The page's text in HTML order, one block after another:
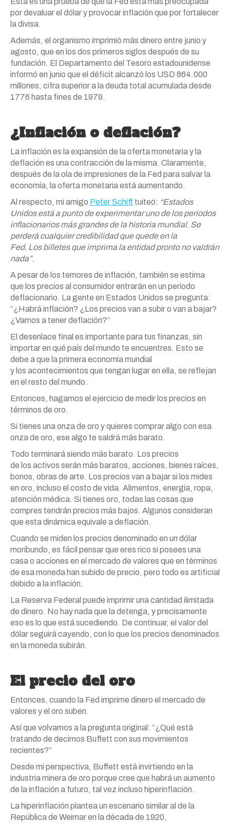
por devaluar el dólar y provocar inflación que por fortalecer
la divisa.
Además, el organismo imprimió más dinero entre junio y
agosto, que en los dos primeros siglos después de su
fundación. El Departamento del Tesoro estadounidense
informó en junio que el déficit alcanzó los USD 864.000
millones, cifra superior a la deuda total acumulada desde
1776 hasta fines de 1979.
¿Inflación o deflación?
La inflación es la expansión de la oferta monetaria y la
deflación es una contracción de la misma. Claramente,
después de la ola de impresiones de la Fed para salvar la
economía, la oferta monetaria está aumentando.
Al respecto, mi amigo Peter Schiff tuiteó: “Estados
Unidos está a punto de experimentar uno delosperíodos
inflacionariosmásgrandes de la historia mundial. Se
perderá cualquier credibilidad que quede en la
Fed. Losbilletes que imprima la entidad pronto no valdrán
nada”.
A pesar de los temores de inflación, también se estima
que los precios al consumidor entrarán en un período
deflacionario. La gente en Estados Unidos se pregunta:
“¿Habrá inflación? ¿ Los precios van a subir o van a bajar?
¿Vamos a tener deflación?”
El desenlace final es importante para tus finanzas, sin
importar en qué país del mundo te encuentres. Esto se
debe a que la primera economía mundial
y los acontecimientos que tengan lugar en ella, se reflejan
en el resto del mundo.
Entonces, hagamos el ejercicio de medir los precios en
términos de oro.
Si tienes una onza de oro y quieres comprar algo con esa
onza de oro, ese algo te saldrámás barato.
Todo terminará siendo más barato. Los precios
de los activos serán más baratos, acciones, bienes raíces,
bonos, obras de arte. Los precios van a bajar si los mides
en oro, incluso el costo de vida. Alimentos, energía, ropa,
atención médica. Si tienes oro, todas las cosas que
compres tendrán precios más bajos. Algunos consideran
que esta dinámica equivale a deflación.
Cuando se miden los precios denominado en un dólar
moribundo, es fácil pensar que eres rico si posees una
casa o acciones en el mercado de valores que en términos
de esa moneda han subido de precio, pero todo es artificial
debido a la inflación.
La Reserva Federal puede imprimir una cantidad ilimitada
de dinero. No hay nada que la detenga, y precisamente
eso es lo que está sucediendo. De continuar, el valor del
dólar seguirá cayendo, con lo que los precios denominados
en la moneda subirán.
El precio del oro
Entonces, cuando la Fed imprime dinero el mercado de
valores y el oro suben.
Así que volvamos a la pregunta original: “¿Qué está
tratando de decirnos Buffett con sus movimientos
recientes?”
Desde mi perspectiva, Buffett estáinvirtiendo en la
industria minera de oro porque cree que habrá un aumento
de la inflación a futuro, tal vez incluso hiperinflación.
La hiperinflación plantea un escenario similar al de la
República de Weimar en la década de 1920,